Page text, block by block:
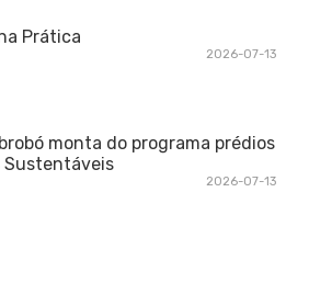
Prática
2026-07-13
monta do programa prédios
Sustentáveis
2026-07-13